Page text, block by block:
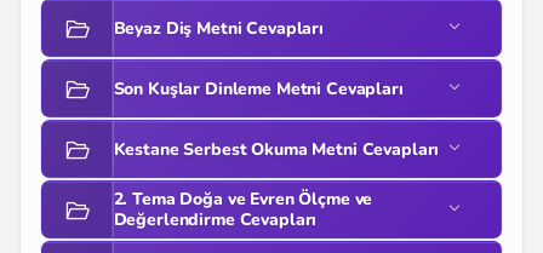
Beyaz Diş Metni Cevapları
Son Kuşlar Dinleme Metni Cevapları
Kestane Serbest Okuma Metni Cevapları
2. Tema Doğa ve Evren Ölçme ve
Değerlendirme Cevapları